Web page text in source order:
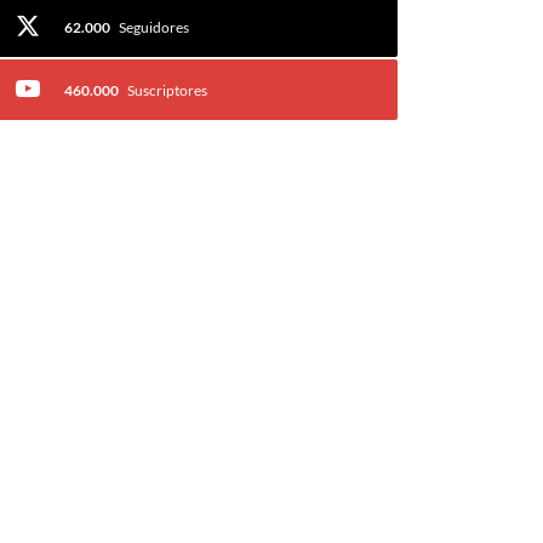
62.000 Seguidores
460.000 Suscriptores